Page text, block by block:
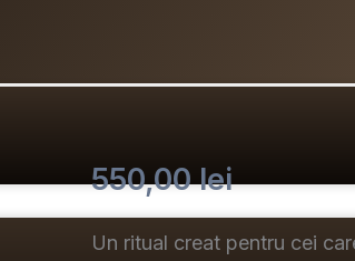
550,00lei
Un ritual creat pentru cei